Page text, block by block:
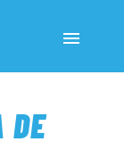
DE